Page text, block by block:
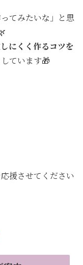
てみたいな」と思
にくく作るコツを
ています🎁
援させてください